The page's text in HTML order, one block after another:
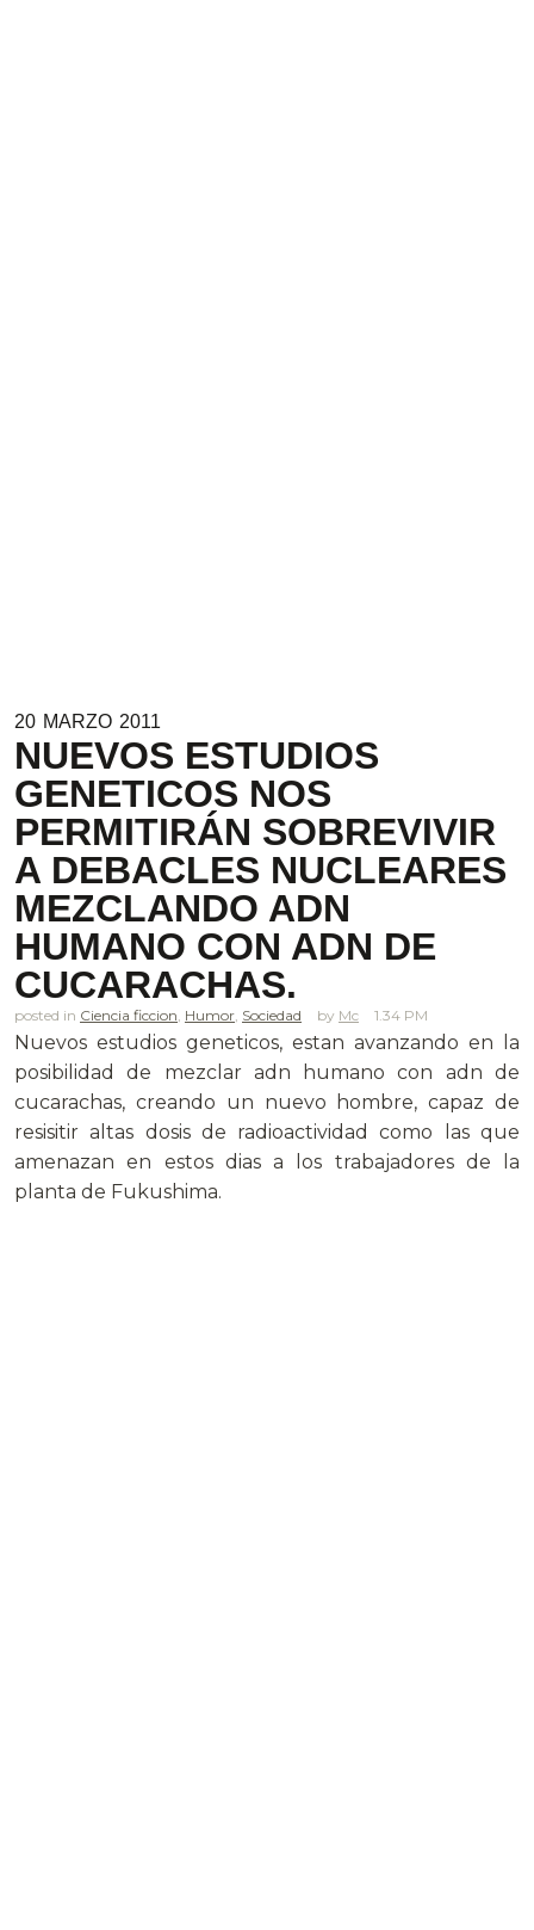
20 MARZO 2011
NUEVOS ESTUDIOS
GENETICOS NOS
PERMITIRÁN SOBREVIVIR
A DEBACLES NUCLEARES
MEZCLANDO ADN
HUMANO CON ADN DE
CUCARACHAS.
posted in Ciencia ficcion Humor Sociedad Mc 1.34 PM
Nuevos estudios geneticos, estan avanzando en la
posibilidad de mezclar adn humano con adn de
cucarachas, creando un nuevo hombre, capaz de
resisitir altas dosis de radioactividad como las que
amenazan en estos dias a los trabajadores de la
planta de Fukushima.